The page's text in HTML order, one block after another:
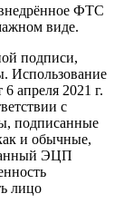
ФТС
виде.
подписи,
Использование
апреля 2021 г.
с
подписанные
и обычные,
ЭЦП
лицо